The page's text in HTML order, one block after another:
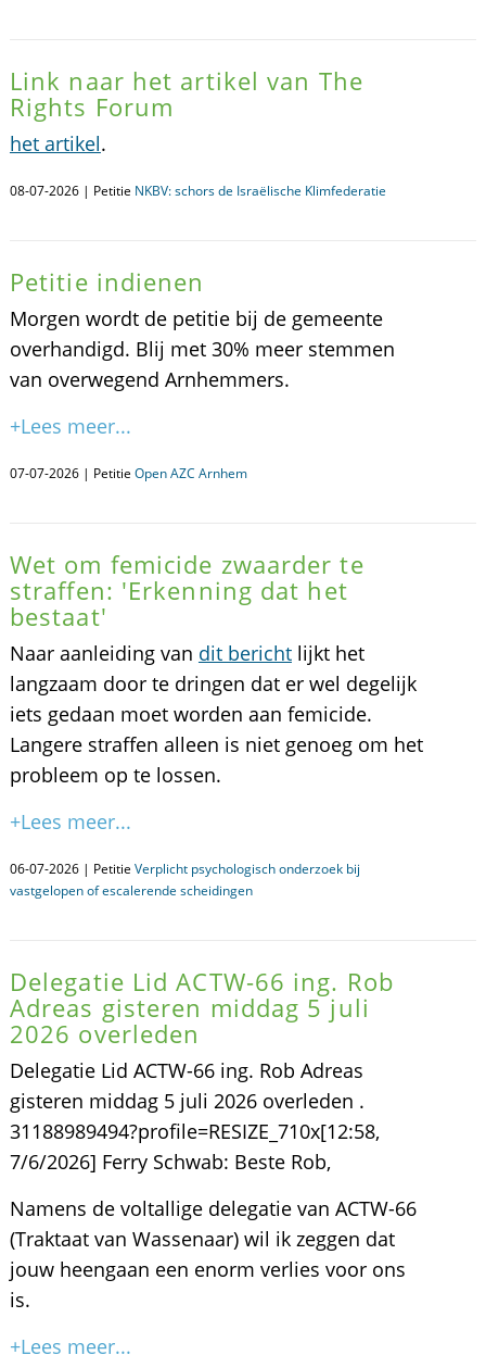
Link naar het artikel van The
Rights Forum
het artikel.
08-07-2026 | Petitie NKBV: schors de Israëlische Klimfederatie
Petitie indienen
Morgen wordt de petitie bij de gemeente
overhandigd. Blij met 30% meer stemmen
van overwegend Arnhemmers.
+Lees meer...
07-07-2026 | Petitie Open AZC Arnhem
Wet om femicide zwaarder te
straffen: 'Erkenning dat het
bestaat'
Naar aanleiding van dit berichtlijkt het
langzaam door te dringen dat er wel degelijk
iets gedaan moet worden aan femicide.
Langere straffen alleen is niet genoeg om het
probleem op te lossen.
+Lees meer...
06-07-2026 | Petitie Verplicht psychologisch onderzoek bij
vastgelopen of escalerende scheidingen
Delegatie Lid ACTW-66 ing. Rob
Adreas gisteren middag 5 juli
2026 overleden
Delegatie Lid ACTW-66 ing. Rob Adreas
gisteren middag 5 juli 2026 overleden .
31188989494?profile=RESIZE_710x[12:58,
7/6/2026] Ferry Schwab: Beste Rob,
Namens de voltallige delegatie van ACTW-66
(Traktaat van Wassenaar) wil ik zeggen dat
jouw heengaan een enorm verlies voor ons
is.
+Lees meer...